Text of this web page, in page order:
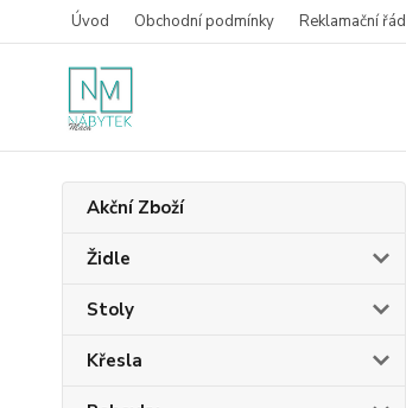
Úvod Obchodní podmínky Reklamační řád
Akční Zboží
Židle
Stoly
Křesla